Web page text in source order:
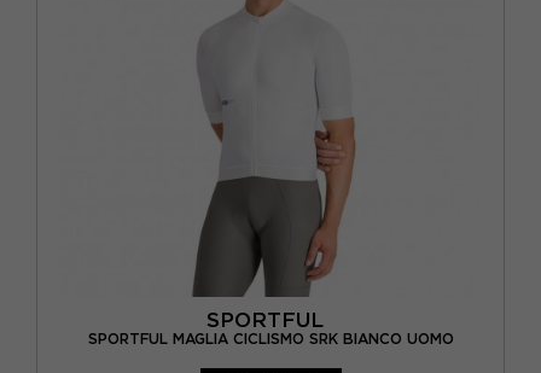
SPORTFUL
SPORTFUL MAGLIA CICLISMO SRK BIANCO UOMO